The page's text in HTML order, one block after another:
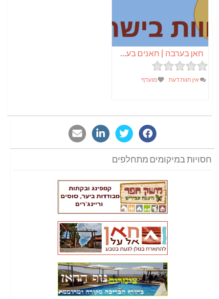
חאן בערבה | חאנים בערבה
אין חוות דעת מועדף
חסויות במיקומים מתחלפים